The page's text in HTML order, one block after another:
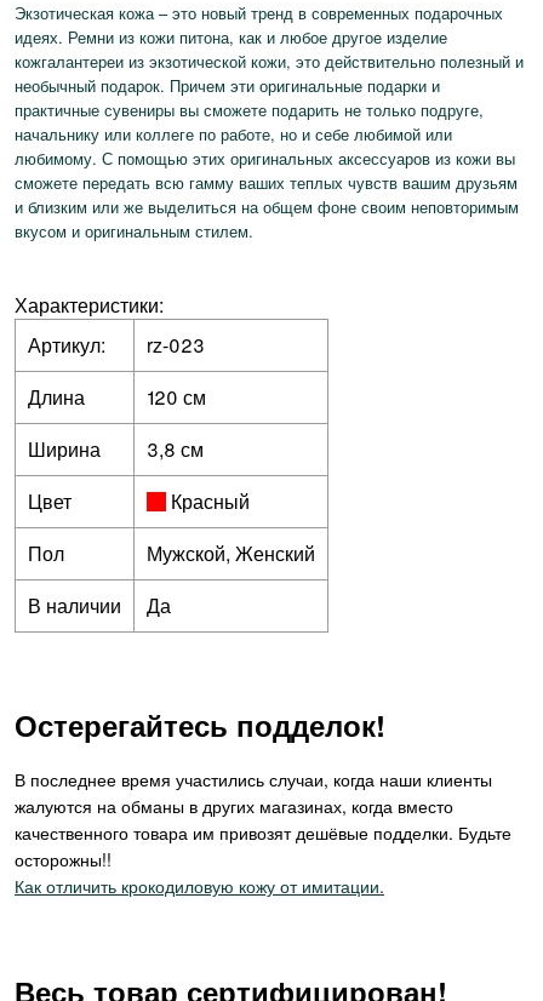
Экзотическая кожа – это новый тренд в современных подарочных
идеях. Ремни из кожи питона, как и любое другое изделие
кожгалантереи из экзотической кожи, это действительно полезный и
необычный подарок. Причем эти оригинальные подарки и
практичные сувениры вы сможете подарить не только подруге,
начальнику или коллеге по работе, но и себе любимой или
любимому. С помощью этих оригинальных аксессуаров из кожи вы
сможете передать всю гамму ваших теплых чувств вашим друзьям
и близким или же выделиться на общем фоне своим неповторимым
вкусом и оригинальным стилем.
Характеристики:
Артикул:
rz-023
Длина
120 см
Ширина
3,8 см
Цвет
Красный
Пол
Мужской, Женский
В наличии
Да
Остерегайтесь подделок!
В последнее время участились случаи, когда наши клиенты
жалуются на обманы в других магазинах, когда вместо
качественного товара им привозят дешёвые подделки. Будьте
осторожны!!
Как отличить крокодиловую кожу от имитации.
Весь товар сертифицирован!